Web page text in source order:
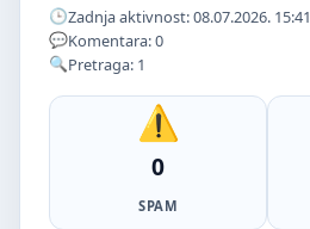
Zadnja aktivnost: 08.07.2026. 15:41
Komentara: 0
Pretraga: 1
0
SPAM